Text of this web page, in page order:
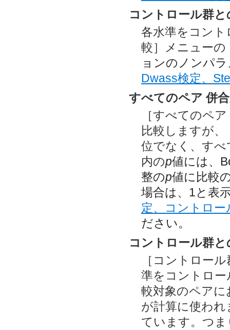
コントロール群
各水準をコント
較］メニューの
ョンのノンパ
Dwass検定、
すべてのペア 併
［すべてのペ
比較しますが
位でなく、す
内のp値には、
整のp値に比較
場合は、1と表
定、コントロー
ださい。
コントロール群
［コントロー
準をコントロ
較対象のペア
が計算に使わ
ています。つ